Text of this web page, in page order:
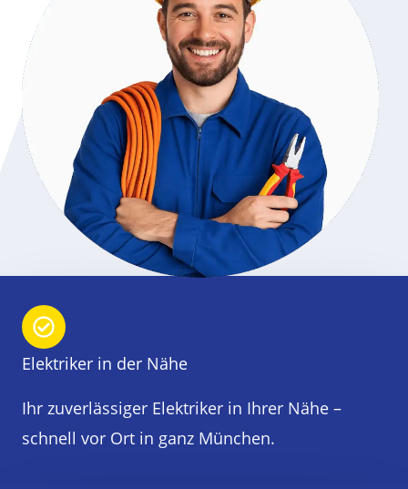
Elektriker in der Nähe
Ihr zuverlässiger Elektriker in Ihrer Nähe –
schnell vor Ort in ganz München.